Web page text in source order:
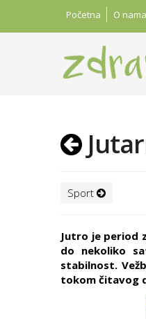
Početna O nama
Sport
Jutro je period
do nekoliko
stabilnost.
tokom čitavog